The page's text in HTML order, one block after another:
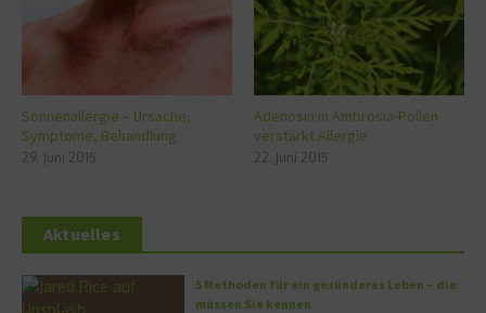
Sonnenallergie – Ursache,
Symptome, Behandlung
29. Juni 2015
Adenosin in Ambrosia-Pollen
verstärkt Allergie
22. Juni 2015
Aktuelles
5 Methoden für ein gesünderes Leben – die
müssen Sie kennen